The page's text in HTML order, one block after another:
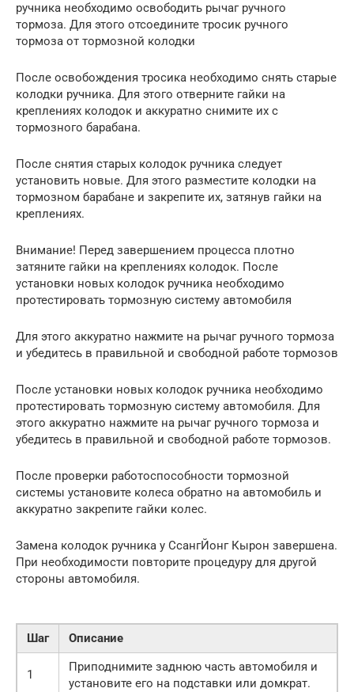
ручника необходимо освободить рычаг ручного
тормоза. Для этого отсоедините тросик ручного
тормоза от тормозной колодки
После освобождения тросика необходимо снять старые
колодки ручника. Для этого отверните гайки на
креплениях колодок и аккуратно снимите их с
тормозного барабана.
После снятия старых колодок ручника следует
установить новые. Для этого разместите колодки на
тормозном барабане и закрепите их, затянув гайки на
креплениях.
Внимание! Перед завершением процесса плотно
затяните гайки на креплениях колодок. После
установки новых колодок ручника необходимо
протестировать тормозную систему автомобиля
Для этого аккуратно нажмите на рычаг ручного тормоза
и убедитесь в правильной и свободной работе тормозов
После установки новых колодок ручника необходимо
протестировать тормозную систему автомобиля. Для
этого аккуратно нажмите на рычаг ручного тормоза и
убедитесь в правильной и свободной работе тормозов.
После проверки работоспособности тормозной
системы установите колеса обратно на автомобиль и
аккуратно закрепите гайки колес.
Замена колодок ручника у СсангЙонг Кырон завершена.
При необходимости повторите процедуру для другой
стороны автомобиля.
Шаг Описание
1
Приподнимите заднюю часть автомобиля и
установите его на подставки или домкрат.